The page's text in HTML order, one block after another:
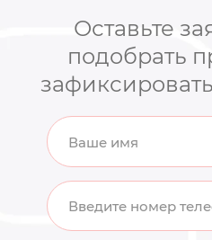
Оставьте
подобрать
Ваше имя
Введите номер